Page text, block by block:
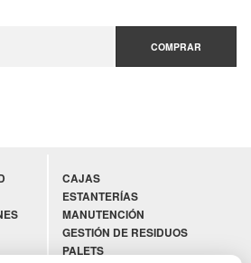
COMPRAR
CAJAS
ESTANTERÍAS
MANUTENCIÓN
GESTIÓN DE RESIDUOS
PALETS